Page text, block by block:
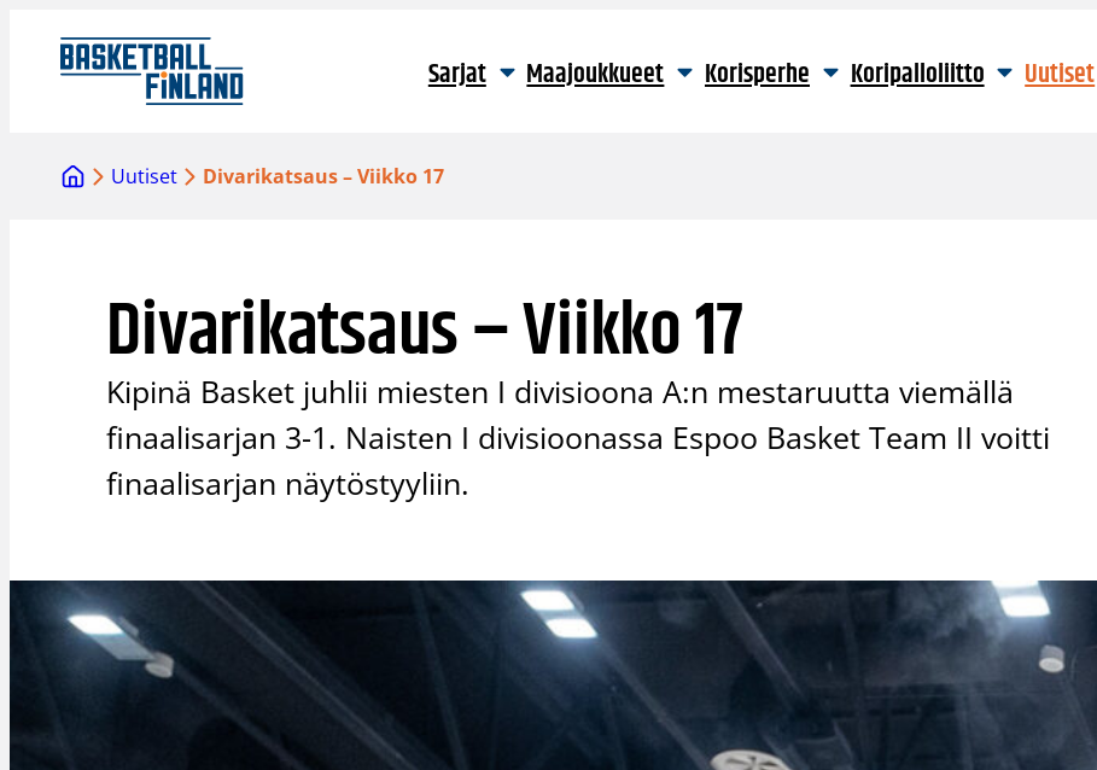
sisältöön
Sarjat Maajoukkueet Korisperhe Koripalloliitto Uutiset
Uutiset Divarikatsaus – Viikko 17
Divarikatsaus – Viikko 17
Kipinä Basket juhlii miesten I divisioona A:n mestaruutta viemällä
finaalisarjan 3-1. Naisten I divisioonassa Espoo Basket Team II voitti
finaalisarjan näytöstyyliin.